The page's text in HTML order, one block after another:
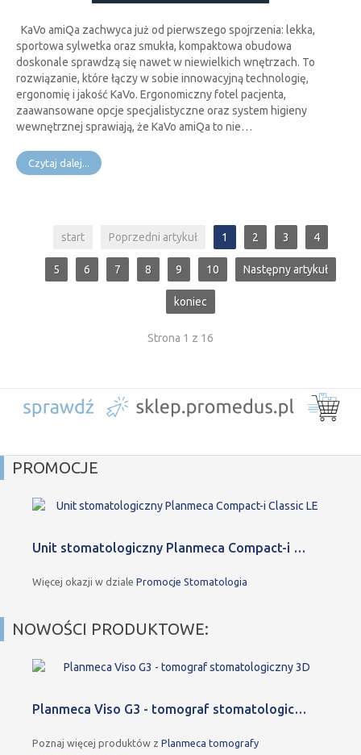
KaVo amiQa zachwyca już od pierwszego spojrzenia: lekka,
sportowa sylwetka oraz smukła, kompaktowa obudowa
doskonale sprawdzą się nawet w niewielkich wnętrzach. To
rozwiązanie, które łączy w sobie innowacyjną technologię,
ergonomię i jakość KaVo. Ergonomiczny fotel pacjenta,
zaawansowane opcje specjalistyczne oraz system higieny
wewnętrznej sprawiają, że KaVo amiQa to nie…
Czytaj dalej...
start Poprzedni artykuł 1 2 3 4
5 6 7 8 9 10 Następny artykuł
koniec
Strona 1 z 16
PROMOCJE
Unit stomatologiczny Planmeca Compact-i …
Więcej okazji w dziale Promocje Stomatologia
NOWOŚCI PRODUKTOWE:
Planmeca Viso G3 - tomograf stomatologic…
Poznaj więcej produktów z Planmeca tomografy